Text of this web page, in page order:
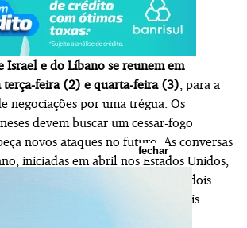
Israel e do Líbano se reunem em
terça-feira (2) e quarta-feira (3), para a
negociações por uma trégua. Os
devem buscar um cessar-fogo
novos ataques no futuro. As conversas
iniciadas em abril nos Estados Unidos,
em mais de três décadas entre os dois
relações diplomáticas formais.
fechar